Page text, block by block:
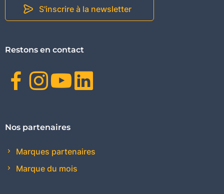
S'inscrire à la newsletter
Restons en contact
Facebook
Instagram
Youtube
Nos partenaires
Marques partenaires
Marque du mois